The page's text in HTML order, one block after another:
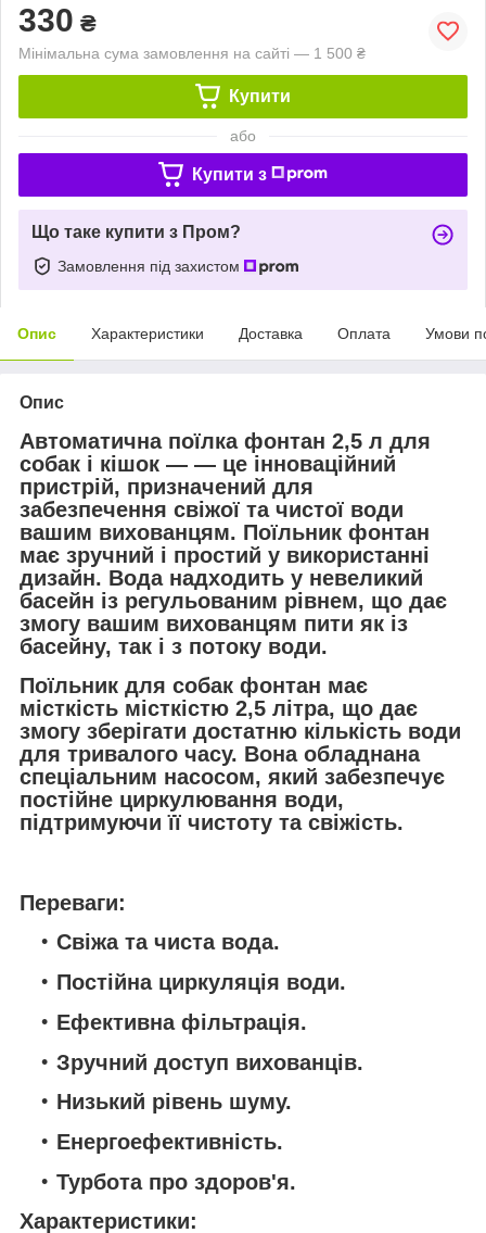
330 ₴
Мінімальна сума замовлення на сайті — 1 500 ₴
Купити
або
Купити з
Що таке купити з Пром?
Замовлення під захистом
Опис Характеристики Доставка Оплата Умови
Опис
Автоматична поїлка фонтан 2,5 л для
собак і кішок — — це інноваційний
пристрій, призначений для
забезпечення свіжої та чистої води
вашим вихованцям. Поїльник фонтан
має зручний і простий у використанні
дизайн. Вода надходить у невеликий
басейн із регульованим рівнем, що дає
змогу вашим вихованцям пити як із
басейну, так і з потоку води.
Поїльник для собак фонтан має
місткість місткістю 2,5 літра, що дає
змогу зберігати достатню кількість води
для тривалого часу. Вона обладнана
спеціальним насосом, який забезпечує
постійне циркулювання води,
підтримуючи її чистоту та свіжість.
Переваги:
Свіжа та чиста вода.
Постійна циркуляція води.
Ефективна фільтрація.
Зручний доступ вихованців.
Низький рівень шуму.
Енергоефективність.
Турбота про здоров'я.
Характеристики: